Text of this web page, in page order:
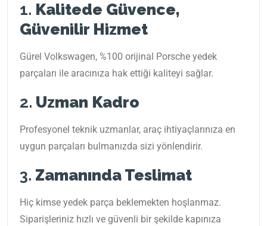
1. Kalitede Güvence,
Güvenilir Hizmet
Gürel Volkswagen, %100 orijinal Porsche yedek
parçaları ile aracınıza hak ettiği kaliteyi sağlar.
2. Uzman Kadro
Profesyonel teknik uzmanlar, araç ihtiyaçlarınıza en
uygun parçaları bulmanızda sizi yönlendirir.
3. Zamanında Teslimat
Hiç kimse yedek parça beklemekten hoşlanmaz.
Siparişleriniz hızlı ve güvenli bir şekilde kapınıza